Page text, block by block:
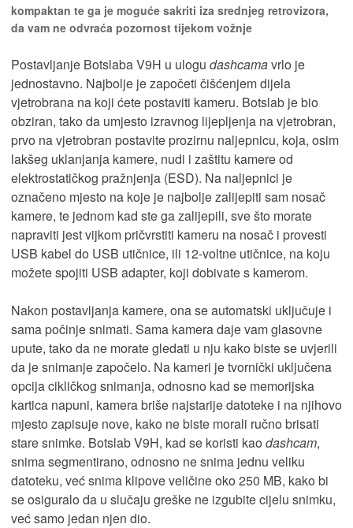
kompaktan te ga je moguće sakriti iza srednjeg retrovizora,
da vam ne odvraća pozornost tijekom vožnje
Postavljanje Botslaba V9H u ulogu dashcamavrlo je
jednostavno. Najbolje je započeti čišćenjem dijela
vjetrobrana na koji ćete postaviti kameru. Botslab je bio
obziran, tako da umjesto izravnog lijepljenja na vjetrobran,
prvo na vjetrobran postavite prozirnu naljepnicu, koja, osim
lakšeg uklanjanja kamere, nudi i zaštitu kamere od
elektrostatičkog pražnjenja (ESD). Na naljepnici je
označeno mjesto na koje je najbolje zalijepiti sam nosač
kamere, te jednom kad ste ga zalijepili, sve što morate
napraviti jest vijkom pričvrstiti kameru na nosač i provesti
USB kabel do USB utičnice, ili 12-voltne utičnice, na koju
možete spojiti USB adapter, koji dobivate s kamerom.
Nakon postavljanja kamere, ona se automatski uključuje i
sama počinje snimati. Sama kamera daje vam glasovne
upute, tako da ne morate gledati u nju kako biste se uvjerili
da je snimanje započelo. Na kameri je tvornički uključena
opcija cikličkog snimanja, odnosno kad se memorijska
kartica napuni, kamera briše najstarije datoteke i na njihovo
mjesto zapisuje nove, kako ne biste morali ručno brisati
stare snimke. Botslab V9H, kad se koristi kao dashcam,
snima segmentirano, odnosno ne snima jednu veliku
datoteku, već snima klipove veličine oko 250 MB, kako bi
se osiguralo da u slučaju greške ne izgubite cijelu snimku,
već samo jedan njen dio.